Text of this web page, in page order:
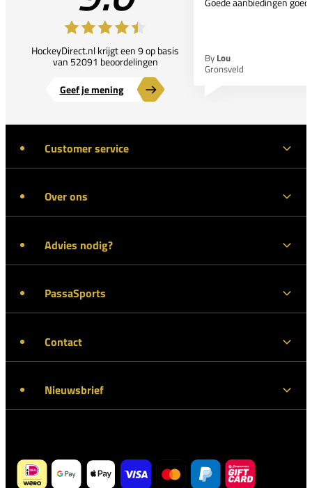
HockeyDirect.nl krijgt een 9 op basis
van 52091 beoordelingen
Geef je mening
By Lou
Gronsveld
Customer service
Over ons
Advies nodig?
PassaSports
Contact
Nieuwsbrief